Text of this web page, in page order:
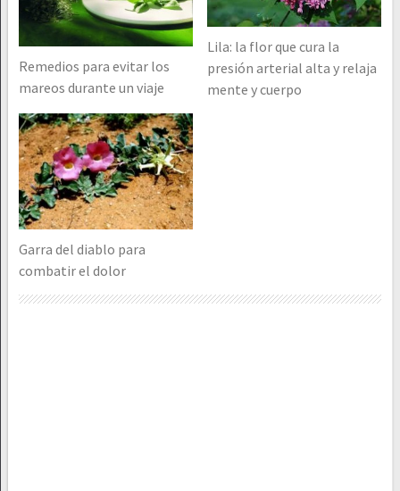
Remedios para evitar los
mareos durante un viaje
Lila: la flor que cura la
presión arterial alta y relaja
mente y cuerpo
Garra del diablo para
combatir el dolor